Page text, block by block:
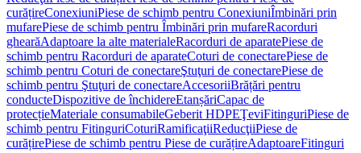
curățireConexiuniPiese de schimb pentru ConexiuniÎmbinări prin
mufarePiese de schimb pentru Îmbinări prin mufareRacorduri
ghearăAdaptoare la alte materialeRacorduri de aparatePiese de
schimb pentru Racorduri de aparateCoturi de conectarePiese de
schimb pentru Coturi de conectareŞtuţuri de conectarePiese de
schimb pentru Ştuţuri de conectareAccesoriiBrățări pentru
conducteDispozitive de închidereEtanșăriCapac de
protecțieMateriale consumabileGeberit HDPEŢeviFitinguriPiese de
schimb pentru FitinguriCoturiRamificaţiiReducţiiPiese de
curățirePiese de schimb pentru Piese de curățireAdaptoareFitinguri